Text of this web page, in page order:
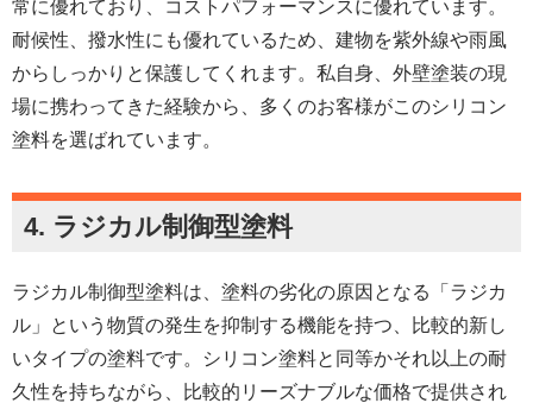
常に優れており、コストパフォーマンスに優れています。
耐候性、撥水性にも優れているため、建物を紫外線や雨風
からしっかりと保護してくれます。私自身、外壁塗装の現
場に携わってきた経験から、多くのお客様がこのシリコン
塗料を選ばれています。
4. ラジカル制御型塗料
ラジカル制御型塗料は、塗料の劣化の原因となる「ラジカ
ル」という物質の発生を抑制する機能を持つ、比較的新し
いタイプの塗料です。シリコン塗料と同等かそれ以上の耐
久性を持ちながら、比較的リーズナブルな価格で提供され